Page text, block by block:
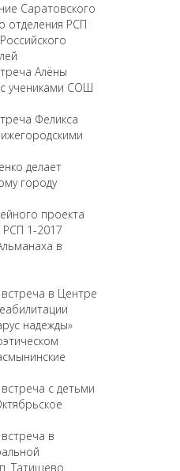
Саратовского
отделения РСП
Алёны
учениками СОШ
Феликса
делает
городу
проекта
1-2017
в
в Центре
надежды»
с детьми
в
Татищево